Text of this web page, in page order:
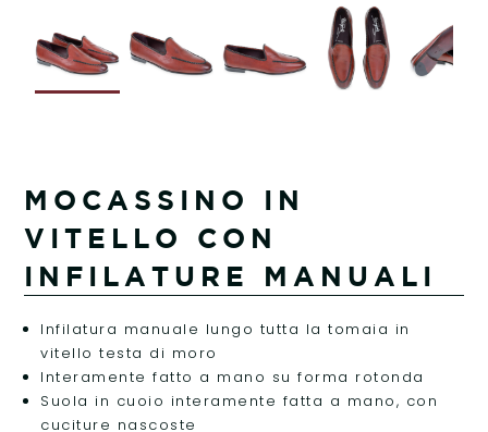
MOCASSINO IN
VITELLO CON
INFILATURE MANUALI
Infilatura manuale lungo tutta la tomaia in
vitello testa di moro
Interamente fatto a mano su forma rotonda
Suola in cuoio interamente fatta a mano, con
cuciture nascoste